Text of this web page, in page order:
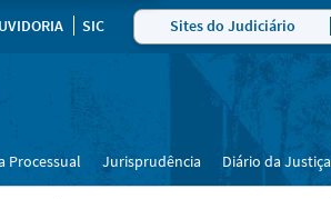
SIC Sites do Judiciário
Processual Jurisprudência Diário da Justiça